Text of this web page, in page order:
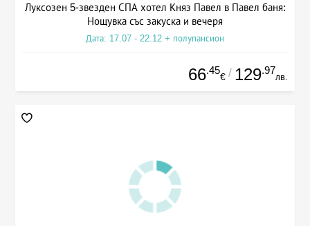
Луксозен 5-звезден СПА хотел Княз Павел в Павел баня:
Нощувка със закуска и вечеря
Дата: 17.07 - 22.12 + полупансион
66.45
€ / 129.97
лв.